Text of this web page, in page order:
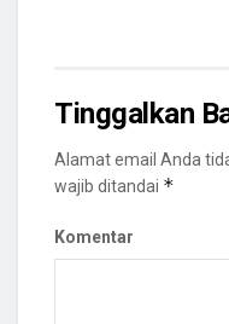
Tinggalkan
Alamat email Anda
wajib ditandai *
Komentar